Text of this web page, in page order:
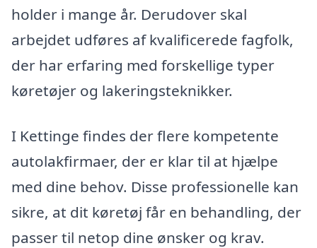
holder i mange år. Derudover skal
arbejdet udføres af kvalificerede fagfolk,
der har erfaring med forskellige typer
køretøjer og lakeringsteknikker.
I Kettinge findes der flere kompetente
autolakfirmaer, der er klar til at hjælpe
med dine behov. Disse professionelle kan
sikre, at dit køretøj får en behandling, der
passer til netop dine ønsker og krav.